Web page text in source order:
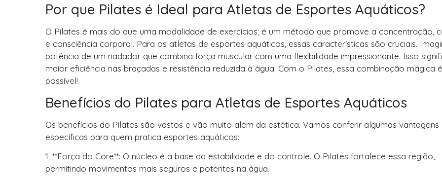
Por que Pilates é Ideal para Atletas de Esportes Aquáticos?
O Pilates é mais do que uma modalidade de exercícios; é um método que promove a concentração,
e consciência corporal. Para os atletas de esportes aquáticos, essas características são cruciais.
potência de um nadador que combina força muscular com uma flexibilidade impressionante. Isso
maior eficiência nas braçadas e resistência reduzida à água. Com o Pilates, essa combinação mágica é
possível!
Benefícios do Pilates para Atletas de Esportes Aquáticos
Os benefícios do Pilates são vastos e vão muito além da estética. Vamos conferir algumas vantagens
específicas para quem pratica esportes aquáticos:
1. **Força do Core**: O núcleo é a base da estabilidade e do controle. O Pilates fortalece essa região,
permitindo movimentos mais seguros e potentes na água.